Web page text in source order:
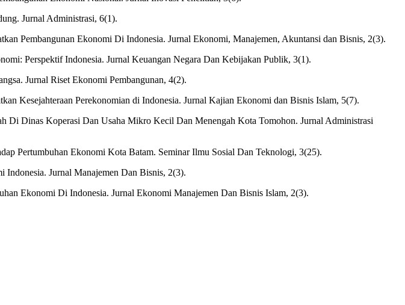
Jurnal Administrasi, 6(1).
Pembangunan Ekonomi Di Indonesia. Jurnal Ekonomi, Manajemen, Akuntansi dan Bisnis, 2(3).
Perspektif Indonesia. Jurnal Keuangan Negara Dan Kebijakan Publik, 3(1).
Jurnal Riset Ekonomi Pembangunan, 4(2).
Kesejahteraan Perekonomian di Indonesia. Jurnal Kajian Ekonomi dan Bisnis Islam, 5(7).
Dinas Koperasi Dan Usaha Mikro Kecil Dan Menengah Kota Tomohon. Jurnal Administrasi
Pertumbuhan Ekonomi Kota Batam. Seminar Ilmu Sosial Dan Teknologi, 3(25).
Jurnal Manajemen Dan Bisnis, 2(3).
Ekonomi Di Indonesia. Jurnal Ekonomi Manajemen Dan Bisnis Islam, 2(3).